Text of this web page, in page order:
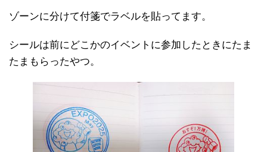
ゾーンに分けて付箋でラベルを貼ってます。
シールは前にどこかのイベントに参加したときにたま
たまもらったやつ。